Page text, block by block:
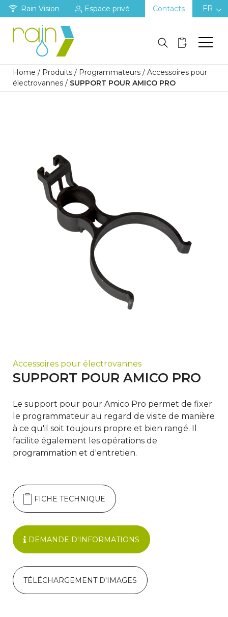
Rain Vision Espace privé Contacts FR
Home / Produits / Programmateurs / Accessoires pour
électrovannes / SUPPORT POUR AMICO PRO
Accessoires pour électrovannes
SUPPORT POUR AMICO PRO
Le support pour pour Amico Pro permet de fixer
le programmateur au regard de visite de manière
à ce qu'il soit toujours propre et bien rangé. Il
facilite également les opérations de
programmation et d'entretien.
FICHE TECHNIQUE
DEMANDE D'INFORMATIONS
TÉLÉCHARGEMENT D'IMAGES